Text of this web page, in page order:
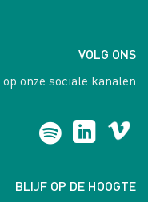
VOLG ONS
op onze sociale kanalen
BLIJF OP DE HOOGTE